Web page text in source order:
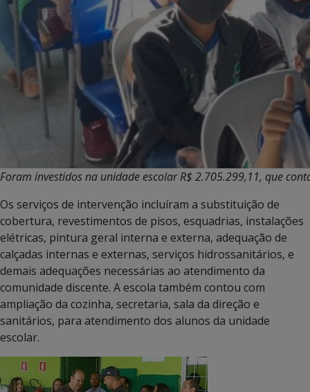
Foram investidos na unidade escolar R$ 2.705.299,11, que
Os serviços de intervenção incluíram a substituição de
cobertura, revestimentos de pisos, esquadrias, instalações
elétricas, pintura geral interna e externa, adequação de
calçadas internas e externas, serviços hidrossanitários, e
demais adequações necessárias ao atendimento da
comunidade discente. A escola também contou com
ampliação da cozinha, secretaria, sala da direção e
sanitários, para atendimento dos alunos da unidade
escolar.